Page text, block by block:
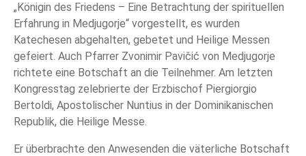
„Königin des Friedens – Eine Betrachtung der spirituellen
Erfahrung in Medjugorje“ vorgestellt, es wurden
Katechesen abgehalten, gebetet und Heilige Messen
gefeiert. Auch Pfarrer Zvonimir Pavičić von Medjugorje
richtete eine Botschaft an die Teilnehmer. Am letzten
Kongresstag zelebrierte der Erzbischof Piergiorgio
Bertoldi, Apostolischer Nuntius in der Dominikanischen
Republik, die Heilige Messe.
Er überbrachte den Anwesenden die väterliche Botschaft